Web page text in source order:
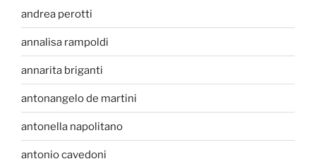
andrea perotti
annalisa rampoldi
annarita briganti
antonangelo de martini
antonella napolitano
antonio cavedoni